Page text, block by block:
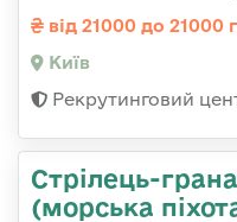
від 21000 до 21000
Київ
Рекрутинговий
Стрілець-
(морська